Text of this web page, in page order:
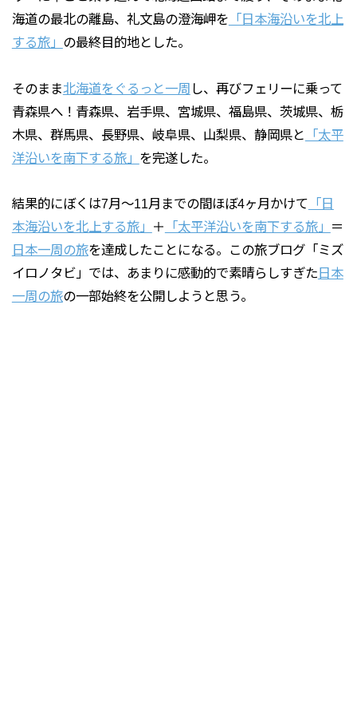
海道の最北の離島、礼文島の澄海岬を 「日本海沿いを北上
する旅」 の最終目的地とした。
そのまま北海道をぐるっと一周 し、再びフェリーに乗って
青森県へ！青森県、岩手県、宮城県、福島県、茨城県、栃
木県、群馬県、長野県、岐阜県、山梨県、静岡県と
「太平
洋沿いを南下する旅」 を完遂した。
結果的にぼくは7月〜11月までの間ほぼ4ヶ月かけて 「日
本海沿いを北上する旅」
＋ 「太平洋沿いを南下する旅」
＝
日本一周の旅を達成したことになる。この旅ブログ「ミズ
イロノタビ」では、あまりに感動的で素晴らしすぎた 日本
一周の旅の一部始終を公開しようと思う。